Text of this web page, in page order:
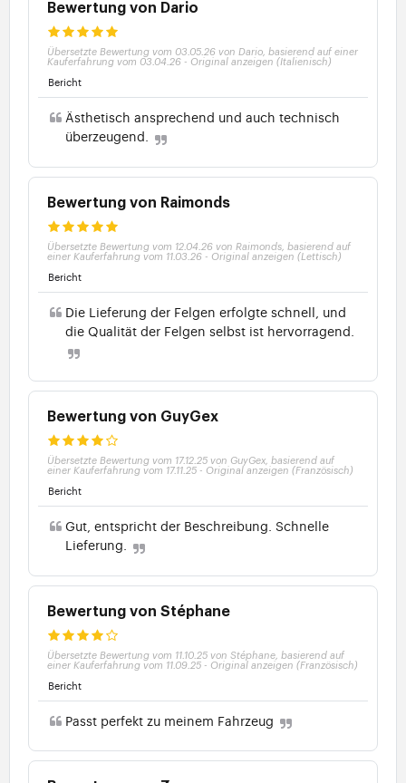
Bewertung von Dario
Übersetzte Bewertung vom 03.05.26 von Dario, basierend auf einer
Kauferfahrung vom 03.04.26 - Original anzeigen (Italienisch)
Bericht
Ästhetisch ansprechend und auch technisch
überzeugend.
Bewertung von Raimonds
Übersetzte Bewertung vom 12.04.26 von Raimonds, basierend auf
einer Kauferfahrung vom 11.03.26 - Original anzeigen (Lettisch)
Bericht
Die Lieferung der Felgen erfolgte schnell, und
die Qualität der Felgen selbst ist hervorragend.
Bewertung von GuyGex
Übersetzte Bewertung vom 17.12.25 von GuyGex, basierend auf
einer Kauferfahrung vom 17.11.25 - Original anzeigen (Französisch)
Bericht
Gut, entspricht der Beschreibung. Schnelle
Lieferung.
Bewertung von Stéphane
Übersetzte Bewertung vom 11.10.25 von Stéphane, basierend auf
einer Kauferfahrung vom 11.09.25 - Original anzeigen (Französisch)
Bericht
Passt perfekt zu meinem Fahrzeug